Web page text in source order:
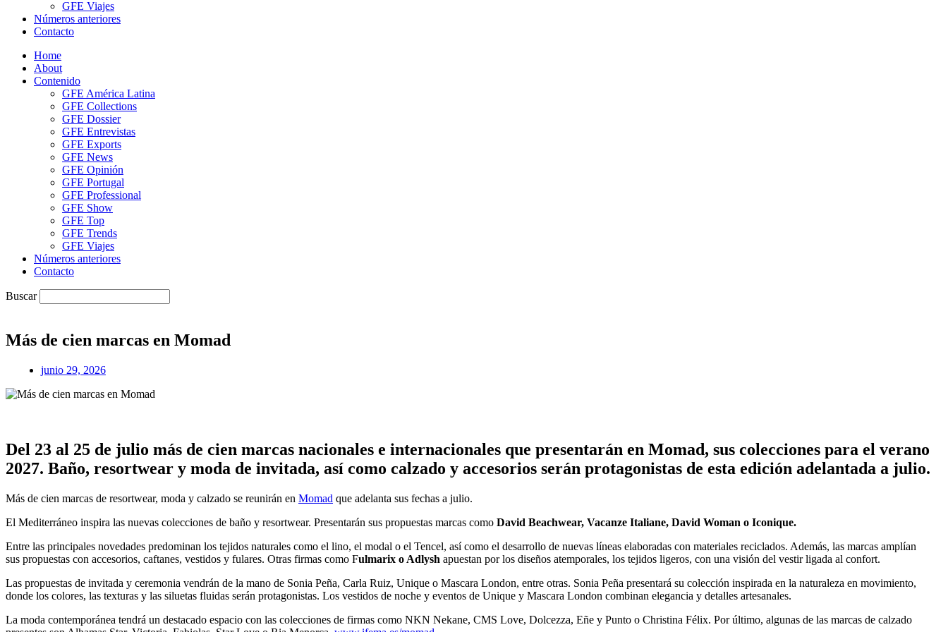
GFE Viajes
Números anteriores
Contacto
Home
About
Contenido
GFE América Latina
GFE Collections
GFE Dossier
GFE Entrevistas
GFE Exports
GFE News
GFE Opinión
GFE Portugal
GFE Professional
GFE Show
GFE Top
GFE Trends
GFE Viajes
Números anteriores
Contacto
Buscar
Más de cien marcas en Momad
junio 29, 2026
Del 23 al 25 de julio más de cien marcas nacionales e internacionales que presentarán en Momad, sus colecciones para el verano
2027. Baño, resortwear y moda de invitada, así como calzado y accesorios serán protagonistas de esta edición adelantada a julio.
Más de cien marcas de resortwear, moda y calzado se reunirán en Momad que adelanta sus fechas a julio.
El Mediterráneo inspira las nuevas colecciones de baño y resortwear. Presentarán sus propuestas marcas como David Beachwear, Vacanze Italiane, David Woman o Iconique.
Entre las principales novedades predominan los tejidos naturales como el lino, el modal o el Tencel, así como el desarrollo de nuevas líneas elaboradas con materiales reciclados. Además, las marcas amplían
sus propuestas con accesorios, caftanes, vestidos y fulares. Otras firmas como Fulmarix o Adlysh apuestan por los diseños atemporales, los tejidos ligeros, con una visión del vestir ligada al confort.
Las propuestas de invitada y ceremonia vendrán de la mano de Sonia Peña, Carla Ruiz, Unique o Mascara London, entre otras. Sonia Peña presentará su colección inspirada en la naturaleza en movimiento,
donde los colores, las texturas y las siluetas fluidas serán protagonistas. Los vestidos de noche y eventos de Unique y Mascara London combinan elegancia y detalles artesanales.
La moda contemporánea tendrá un destacado espacio con las colecciones de firmas como NKN Nekane, CMS Love, Dolcezza, Eñe y Punto o Christina Félix. Por último, algunas de las marcas de calzado